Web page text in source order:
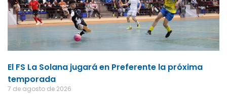
El FS La Solana jugará en Preferente la próxima
temporada
7 de agosto de 2026